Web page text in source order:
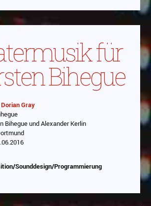
für
Bihegue
Abspielen
wird von Youtube eingebettet
Gray
Bihegue und Alexander Kerlin
Sounddesign/Programmierung